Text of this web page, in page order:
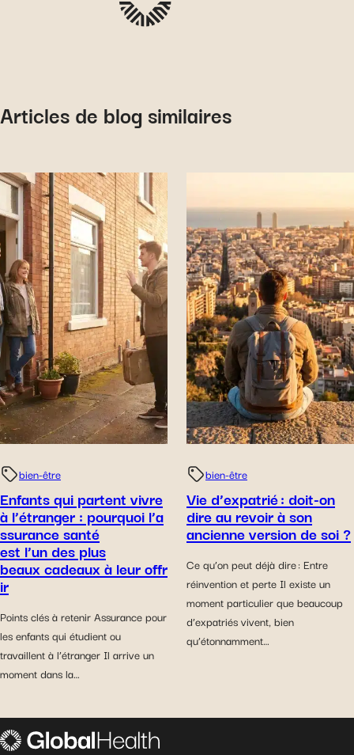
Articles de blog similaires
bien-être
Enfants qui partent vivre
à l’étranger : pourquoi l’a
ssurance santé
est l’un des plus
beaux cadeaux à leur offr
ir
Points clés à retenir Assurance pour
les enfants qui étudient ou
travaillent à l’étranger Il arrive un
moment dans la…
bien-être
Vie d’expatrié : doit-on
dire au revoir à son
ancienne version de soi ?
Ce qu’on peut déjà dire : Entre
réinvention et perte Il existe un
moment particulier que beaucoup
d’expatriés vivent, bien
qu’étonnamment…